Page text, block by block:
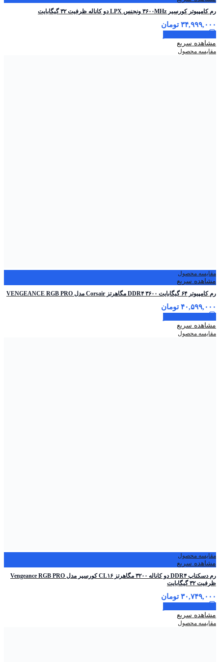
رم کامپیوتر کورسیر ۳۶۰۰MHz ونجنس LPX دو کاناله ظرفیت ۳۲ گیگابایت
۳۴,۹۹۹,۰۰۰ تومان
مشاهده سریع
مقایسه محصول
مقایسه محصول
مشاهده سریع
رم کامپیوتر ۶۴ گیگابایت DDR۴ ۳۶۰۰ مگاهرتز Corsair مدل VENGEANCE RGB PRO
۴۰,۵۹۹,۰۰۰ تومان
مشاهده سریع
مقایسه محصول
مقایسه محصول
مشاهده سریع
رم دسکتاپ DDR۴ دو کاناله ۳۲۰۰ مگاهرتز CL۱۶ کورسیر مدل Vengeance RGB PRO
ظرفیت ۳۲ گیگابایت
۳۰,۷۴۹,۰۰۰ تومان
مشاهده سریع
مقایسه محصول